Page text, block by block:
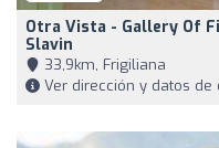
Otra Vista - Gallery Of
Slavin
33,9km, Frigiliana
Ver dirección y datos de